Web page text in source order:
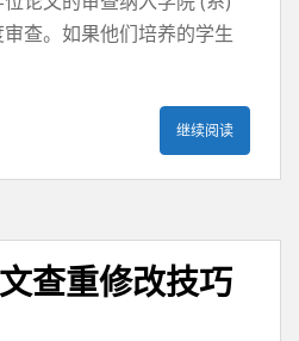
查。如果他们培养的学生
继续阅读
查重修改技巧